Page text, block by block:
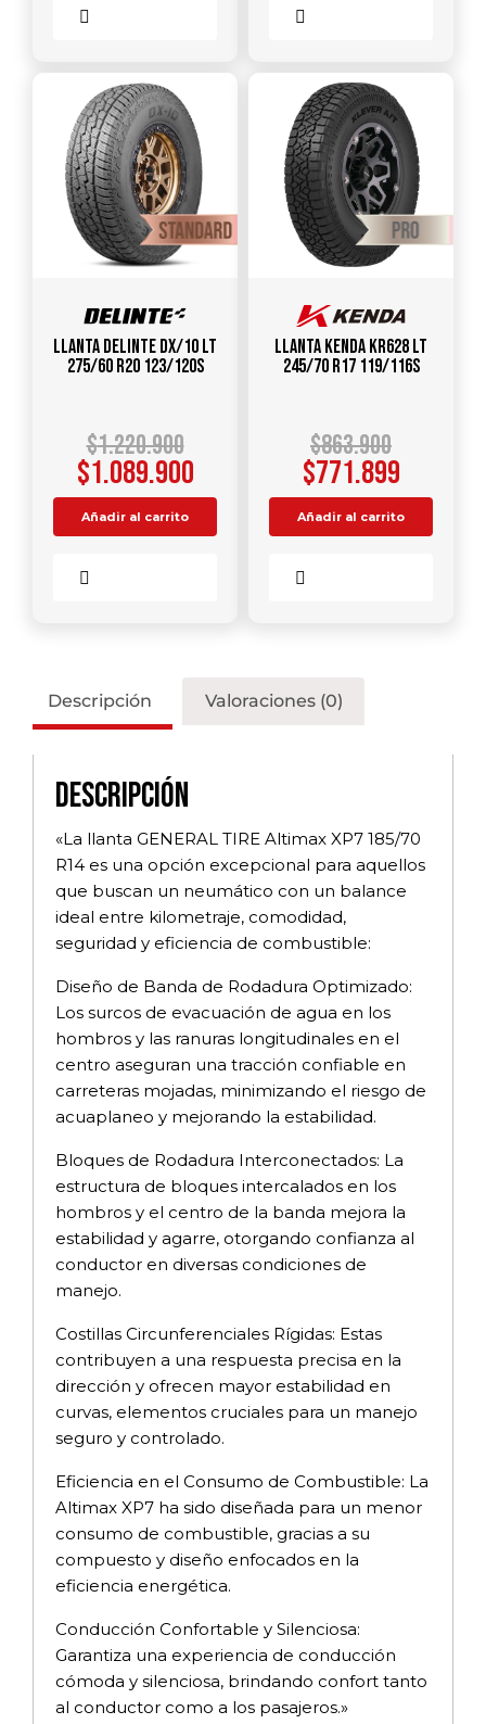
Llanta DELINTE DX/10 LT
275/60 R20 123/120S
$1.220.900
$1.089.900
Añadir al carrito
Llanta KENDA KR628 LT
245/70 R17 119/116S
$863.900
$771.899
Añadir al carrito
Descripción Valoraciones (0)
Descripción
«La llanta GENERAL TIRE Altimax XP7 185/70
R14 es una opción excepcional para aquellos
que buscan un neumático con un balance
ideal entre kilometraje, comodidad,
seguridad y eficiencia de combustible:
Diseño de Banda de Rodadura Optimizado:
Los surcos de evacuación de agua en los
hombros y las ranuras longitudinales en el
centro aseguran una tracción confiable en
carreteras mojadas, minimizando el riesgo de
acuaplaneo y mejorando la estabilidad.
Bloques de Rodadura Interconectados: La
estructura de bloques intercalados en los
hombros y el centro de la banda mejora la
estabilidad y agarre, otorgando confianza al
conductor en diversas condiciones de
manejo.
Costillas Circunferenciales Rígidas: Estas
contribuyen a una respuesta precisa en la
dirección y ofrecen mayor estabilidad en
curvas, elementos cruciales para un manejo
seguro y controlado.
Eficiencia en el Consumo de Combustible: La
Altimax XP7 ha sido diseñada para un menor
consumo de combustible, gracias a su
compuesto y diseño enfocados en la
eficiencia energética.
Conducción Confortable y Silenciosa:
Garantiza una experiencia de conducción
cómoda y silenciosa, brindando confort tanto
al conductor como a los pasajeros.»